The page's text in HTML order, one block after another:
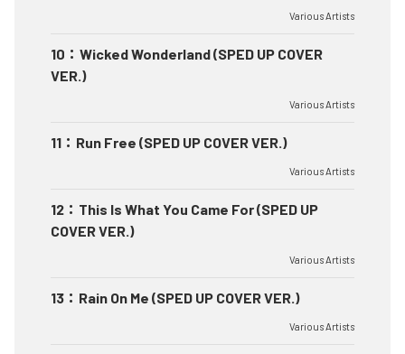
Various Artists
10 ： Wicked Wonderland (SPED UP COVER
VER.)
Various Artists
11 ： Run Free (SPED UP COVER VER.)
Various Artists
12 ： This Is What You Came For (SPED UP
COVER VER.)
Various Artists
13 ： Rain On Me (SPED UP COVER VER.)
Various Artists